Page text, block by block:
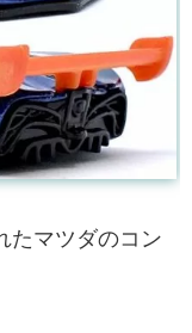
たマツダのコン